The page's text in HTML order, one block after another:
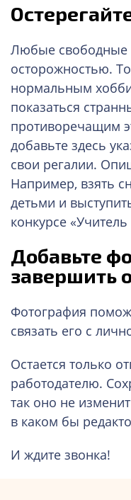
Любые свободные
осторожностью.
нормальным
показаться
противоречащим
добавьте здесь
свои регалии.
Например, взять
детьми и
конкурсе «Учитель
Добавьте
завершить
Фотография
связать его с
Остается только
работодателю.
так оно не
в каком бы
И ждите звонка!